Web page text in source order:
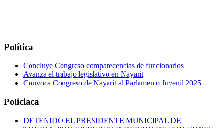
Política
Concluye Congreso comparecencias de funcionarios
Avanza el trabajo legislativo en Nayarit
Convoca Congreso de Nayarit al Parlamento Juvenil 2025
Policiaca
DETENIDO EL PRESIDENTE MUNICIPAL DE